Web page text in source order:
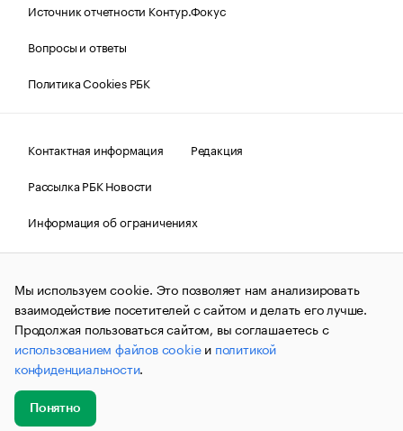
Источник отчетности Контур.Фокус
Вопросы и ответы
Политика Cookies РБК
Контактная информация
Редакция
Рассылка РБК Новости
Информация об ограничениях
Правовая информация
О соблюдении авторских прав
© АО «РОСБИЗНЕСКОНСАЛТИНГ»,1995–2026.Сообщения
и материалы информационного агентства «РБК»
(зарегистрировано Федеральной службой по надзору в сфере
связи, информационных технологий и массовых
коммуникаций (Роскомнадзор) 09.12.2015 за номером ИА
№ФС77-63848) сопровождаются пометкой «РБК». Отдельные
публикации могут содержать информацию,
не предназначенную для пользователей
до 18 лет.
Мы используем cookie. Это позволяет нам анализировать
взаимодействие посетителей с сайтом и делать его лучше.
Продолжая пользоваться сайтом, вы соглашаетесь с
использованием файлов cookieи политикой
конфиденциальности.
Понятно